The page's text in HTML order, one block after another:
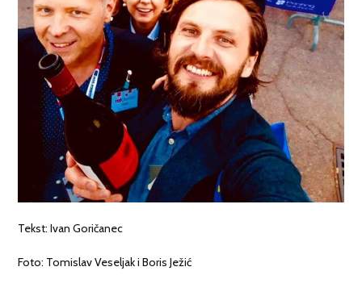
Tekst: Ivan Goričanec
Foto: Tomislav Veseljak i Boris Ježić